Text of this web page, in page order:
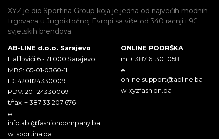
XYZ je dio Sportina Group koja je jedna od najvećih modnih
trgovaca u Jugoistočnoj Evropi sa više od 340 radnji i 90
svjetskih brendova.
AB-LINE d.o.o. Sarajevo
Halilovići 6 - 71 000 Sarajevo
MBS: 65-01-0360-11
ID: 4201124330009
PDV: 201124330009
t/fax: + 387 33 207 676
e:
info.abl@fashioncompany.ba
w: sportina.ba
ONLINE PODRŠKA
m: + 387 61 301 058
e:
online.support@abline.ba
w: xyzfashion.ba